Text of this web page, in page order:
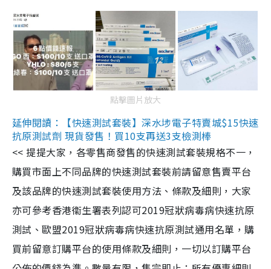
點擊圖片放大
延伸閱讀：【快速測試套裝】深水埗電子特賣城$15快速
抗原測試劑 現貨發售！買10支再送3支檢測棒
<< 提提大家，各零售商發售的快速測試套裝規格不一，
購買市面上不同品牌的快速測試套裝前請留意售賣平台
及該品牌的快速測試套裝使用方法、條款及細則，大家
亦可參考香港衞生署表列認可2019冠狀病毒病快速抗原
測試、歐盟2019冠狀病毒病快速抗原測試通用名單，購
買前留意訂購平台的使用條款及細則，一切以訂購平台